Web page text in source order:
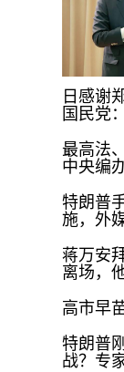
日感谢
国民党
最高法
中央编
特朗普
施，外
蒋万安
离场，
高市早
特朗普
战？专